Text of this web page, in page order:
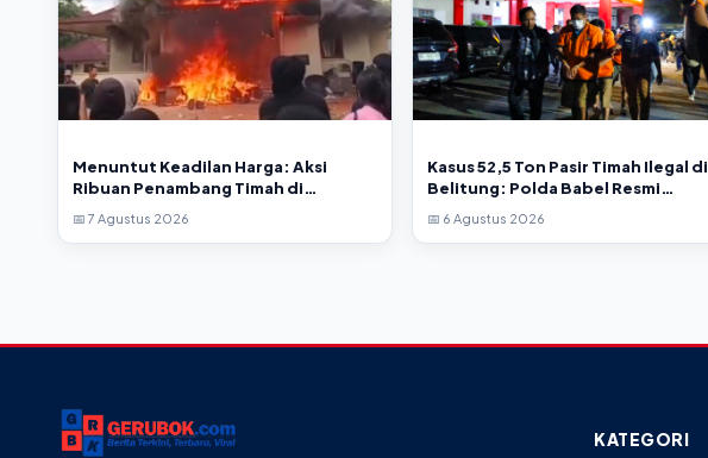
Menuntut Keadilan Harga: Aksi
Ribuan Penambang Timah di
📅 7 Agustus 2026
Kasus 52,5 Ton Pasir Timah Ilegal di
Belitung: Polda Babel Resmi
📅 6 Agustus 2026
KATEGORI